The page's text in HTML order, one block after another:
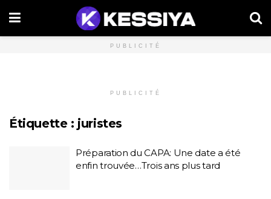
PUBLICITÉ
PUBLICITÉ
Étiquette : juristes
Préparation du CAPA: Une date a été
enfin trouvée…Trois ans plus tard